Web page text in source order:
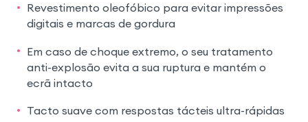
Revestimento oleofóbico para evitar impressões
digitais e marcas de gordura
Em caso de choque extremo, o seu tratamento
anti-explosão evita a sua ruptura e mantém o
ecrã intacto
Tacto suave com respostas tácteis ultra-rápidas